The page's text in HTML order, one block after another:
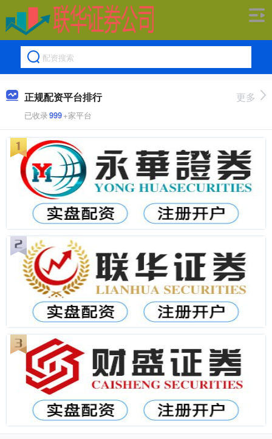
正规配资平台排行
已收录999+家平台
更多